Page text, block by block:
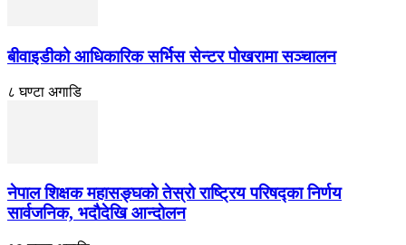
बीवाइडीको आधिकारिक सर्भिस सेन्टर पोखरामा सञ्चालन
८ घण्टा अगाडि
नेपाल शिक्षक महासङ्घको तेस्रो राष्ट्रिय परिषद्का निर्णय
सार्वजनिक, भदाैदेखि आन्दाेलन